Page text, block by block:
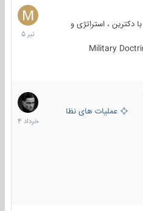
، استراتژی و
Military
27
تیر
1405
عملیات های نظامی خارجی
5
خرداد
1404